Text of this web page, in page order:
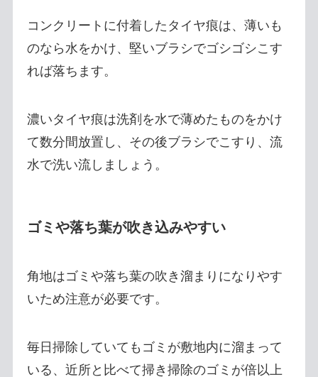
コンクリートに付着したタイヤ痕は、薄いも
のなら水をかけ、堅いブラシでゴシゴシこす
れば落ちます。
濃いタイヤ痕は洗剤を水で薄めたものをかけ
て数分間放置し、その後ブラシでこすり、流
水で洗い流しましょう。
ゴミや落ち葉が吹き込みやすい
角地はゴミや落ち葉の吹き溜まりになりやす
いため注意が必要です。
毎日掃除していてもゴミが敷地内に溜まって
いる、近所と比べて掃き掃除のゴミが倍以上